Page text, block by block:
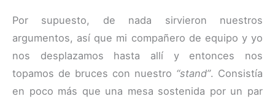
Por supuesto, de nada sirvieron nuestros
argumentos, así que mi compañero de equipo y yo
nos desplazamos hasta allí y entonces nos
topamos de bruces con nuestro “stand”. Consistía
en poco más que una mesa sostenida por un par